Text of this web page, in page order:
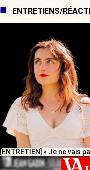
ENTRETIENS/
[ENTRETIEN] « Je ne vais